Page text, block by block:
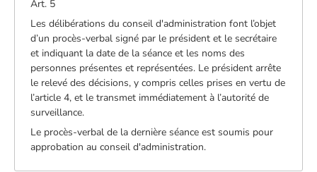
Art. 5
Les délibérations du conseil d'administration font l’objet
d’un procès-verbal signé par le président et le secrétaire
et indiquant la date de la séance et les noms des
personnes présentes et représentées. Le président arrête
le relevé des décisions, y compris celles prises en vertu de
l’article 4, et le transmet immédiatement à l’autorité de
surveillance.
Le procès-verbal de la dernière séance est soumis pour
approbation au conseil d'administration.